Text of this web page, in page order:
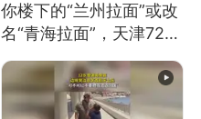
你楼下的“兰州拉面”或改
名“青海拉面”，天津72家
面馆已集体更换招牌